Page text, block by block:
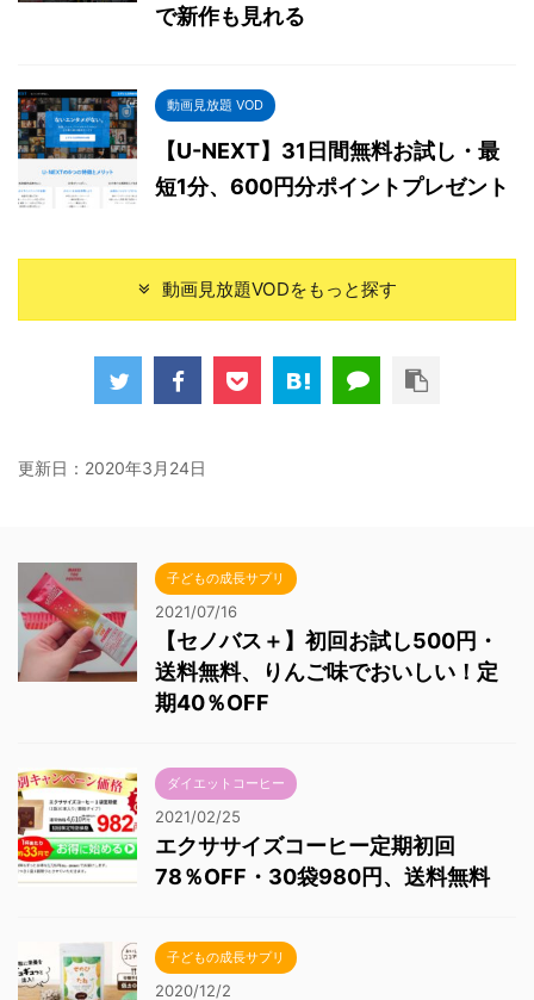
で新作も見れる
動画見放題 VOD
【U-NEXT】31日間無料お試し・最
短1分、600円分ポイントプレゼント
動画見放題VODをもっと探す
更新日： 2020年3月24日
子どもの成長サプリ
2021/07/16
【セノバス＋】初回お試し500円・
送料無料、りんご味でおいしい！定
期40％OFF
ダイエットコーヒー
2021/02/25
エクササイズコーヒー定期初回
78％OFF・30袋980円、送料無料
子どもの成長サプリ
2020/12/2